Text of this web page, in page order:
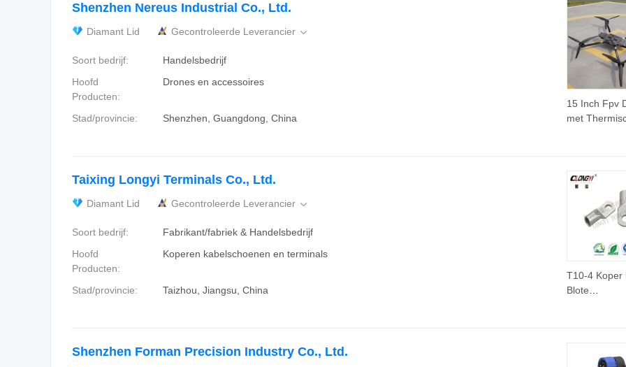
15 Inch Fpv
met
Inspectie
Shenzhen Nereus Industrial Co., Ltd.
Diamant Lid Gecontroleerde Leverancier 
Soort bedrijf:
Handelsbedrijf
Hoofd
Producten:
Drones en accessoires
Stad/provincie: Shenzhen, Guangdong, China
T10-4 Koper
Blote
Taixing Longyi Terminals Co., Ltd.
Diamant Lid Gecontroleerde Leverancier 
Soort bedrijf:
Fabrikant/fabriek & Handelsbedrijf
Hoofd
Producten:
Koperen kabelschoenen en terminals
Stad/provincie: Taizhou, Jiangsu, China
Shenzhen Forman Precision Industry Co., Ltd.